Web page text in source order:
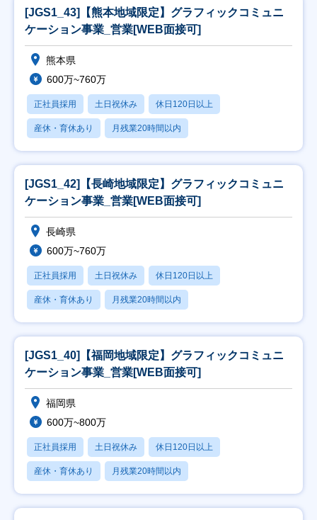
[JGS1_43]【熊本地域限定】グラフィックコミュニ
ケーション事業_営業[WEB面接可]
熊本県
600万~760万
正社員採用 土日祝休み 休日120日以上
産休・育休あり 月残業20時間以内
[JGS1_42]【長崎地域限定】グラフィックコミュニ
ケーション事業_営業[WEB面接可]
長崎県
600万~760万
正社員採用 土日祝休み 休日120日以上
産休・育休あり 月残業20時間以内
[JGS1_40]【福岡地域限定】グラフィックコミュニ
ケーション事業_営業[WEB面接可]
福岡県
600万~800万
正社員採用 土日祝休み 休日120日以上
産休・育休あり 月残業20時間以内